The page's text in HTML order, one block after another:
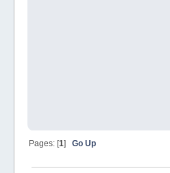
Pages: [1] Go Up